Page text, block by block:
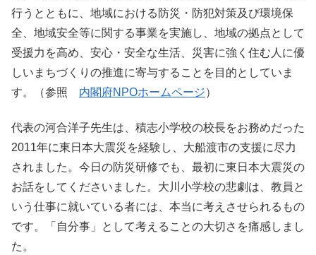
行うとともに、地域における防災・防犯対策及び環境保
全、地域安全等に関する事業を実施し、地域の拠点として
受援力を高め、安心・安全な生活、災害に強く住む人に優
しいまちづくりの推進に寄与することを目的としていま
す。（参照 内閣府NPOホームページ）
代表の河合洋子先生は、積志小学校の校長をお務めだった
2011年に東日本大震災を経験し、大船渡市の支援に尽力
されました。今日の防災研修でも、最初に東日本大震災の
お話をしてくださいました。大川小学校の悲劇は、教員と
いう仕事に就いている者には、本当に考えさせられるもの
です。「自分事」として考えることの大切さを痛感しまし
た。